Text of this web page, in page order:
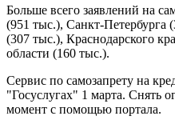
Больше всего заявлений на
(951 тыс.), Санкт-Петербурга
(307 тыс.), Краснодарского
области (160 тыс.).
Сервис по самозапрету на
"Госуслугах" 1 марта. Снять
момент с помощью портала.